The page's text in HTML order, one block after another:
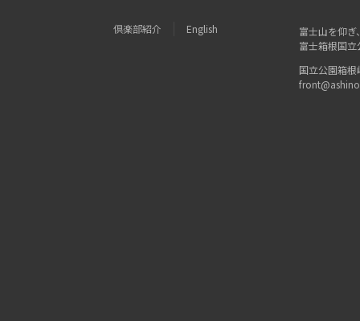
倶楽部紹介 English
富士山を仰
富士箱根国
国立公園箱